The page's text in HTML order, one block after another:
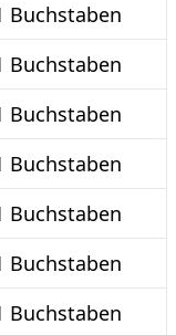
Buchstaben
Buchstaben
Buchstaben
Buchstaben
Buchstaben
Buchstaben
Buchstaben